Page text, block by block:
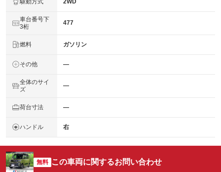
2WD
車台番号下
3桁
477
燃料 ガソリン
その他 ―
全体のサイ
ズ
―
荷台寸法 ―
ハンドル 右
無料 この車両に関するお問い合わせ